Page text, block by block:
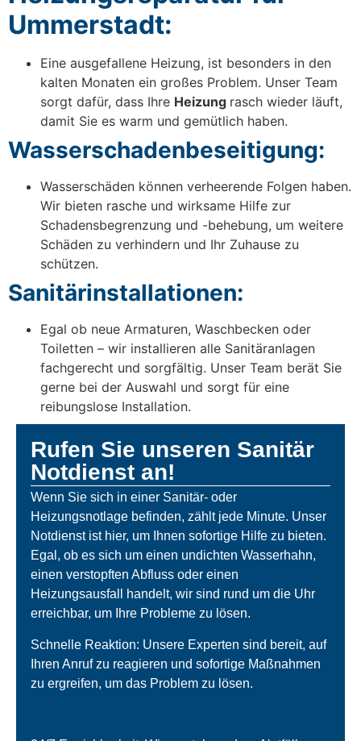
Ummerstadt:
Eine ausgefallene Heizung, ist besonders in den
kalten Monaten ein großes Problem. Unser Team
sorgt dafür, dass Ihre Heizung rasch wieder läuft,
damit Sie es warm und gemütlich haben.
Wasserschadenbeseitigung:
Wasserschäden können verheerende Folgen haben.
Wir bieten rasche und wirksame Hilfe zur
Schadensbegrenzung und -behebung, um weitere
Schäden zu verhindern und Ihr Zuhause zu
schützen.
Sanitärinstallationen:
Egal ob neue Armaturen, Waschbecken oder
Toiletten – wir installieren alle Sanitäranlagen
fachgerecht und sorgfältig. Unser Team berät Sie
gerne bei der Auswahl und sorgt für eine
reibungslose Installation.
Rufen Sie unseren Sanitär
Notdienst an!
Wenn Sie sich in einer Sanitär- oder
Heizungsnotlage befinden, zählt jede Minute. Unser
Notdienst ist hier, um Ihnen sofortige Hilfe zu bieten.
Egal, ob es sich um einen undichten Wasserhahn,
einen verstopften Abfluss oder einen
Heizungsausfall handelt, wir sind rund um die Uhr
erreichbar, um Ihre Probleme zu lösen.
Schnelle Reaktion: Unsere Experten sind bereit, auf
Ihren Anruf zu reagieren und sofortige Maßnahmen
zu ergreifen, um das Problem zu lösen.